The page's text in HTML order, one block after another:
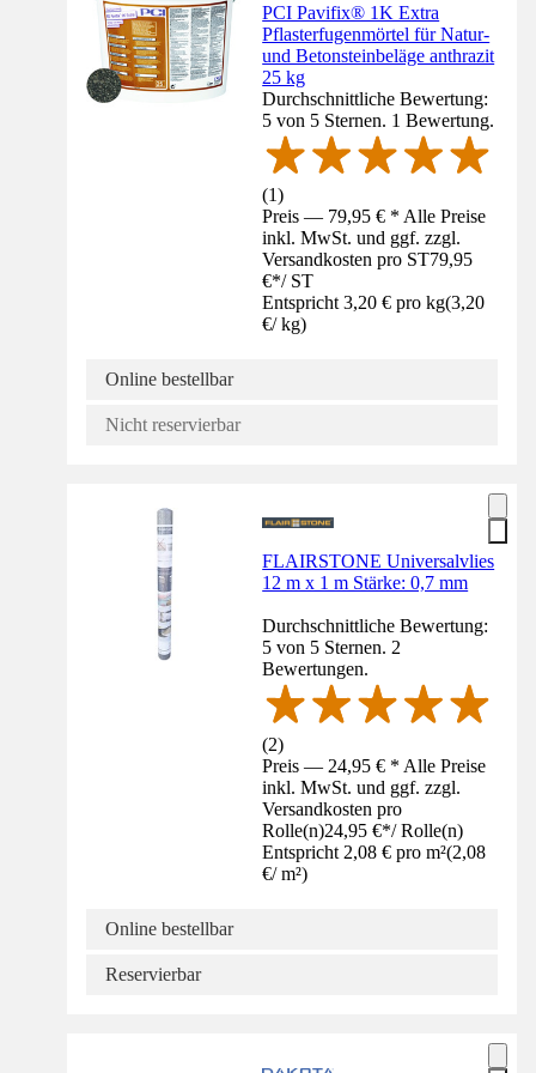
PCI Pavifix® 1K Extra
Pflasterfugenmörtel für Natur-
und Betonsteinbeläge anthrazit
25 kg
Durchschnittliche Bewertung:
5 von 5 Sternen. 1 Bewertung.
(1)
Preis — 79,95 € * Alle Preise
inkl. MwSt. und ggf. zzgl.
Versandkosten pro ST79,95
€*/ ST
Entspricht 3,20 € pro kg(3,20
€/ kg)
Online bestellbar
Nicht reservierbar
FLAIRSTONE Universalvlies
12 m x 1 m Stärke: 0,7 mm
Durchschnittliche Bewertung:
5 von 5 Sternen. 2
Bewertungen.
(2)
Preis — 24,95 € * Alle Preise
inkl. MwSt. und ggf. zzgl.
Versandkosten pro
Rolle(n)24,95 €*/ Rolle(n)
Entspricht 2,08 € pro m²(2,08
€/ m²)
Online bestellbar
Reservierbar